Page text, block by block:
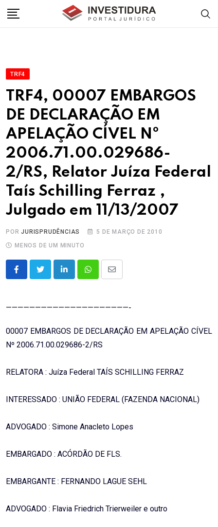
TRF4
TRF4, 00007 EMBARGOS
DE DECLARAÇÃO EM
APELAÇÃO CÍVEL Nº
2006.71.00.029686-
2/RS, Relator Juíza Federal
Taís Schilling Ferraz ,
Julgado em 11/13/2007
PORJURISPRUDÊNCIAS
5 DE MARÇO DE 2010
MENOS DE UM MINUTO
LinkedInWhatsappShare
—————————————————————-
00007 EMBARGOS DE DECLARAÇÃO EM APELAÇÃO CÍVEL
Nº 2006.71.00.029686-2/RS
RELATORA : Juíza Federal TAÍS SCHILLING FERRAZ
INTERESSADO : UNIÃO FEDERAL (FAZENDA NACIONAL)
ADVOGADO : Simone Anacleto Lopes
EMBARGADO : ACÓRDÃO DE FLS.
EMBARGANTE : FERNANDO LAGUE SEHL
ADVOGADO : Flavia Friedrich Trierweiler e outro